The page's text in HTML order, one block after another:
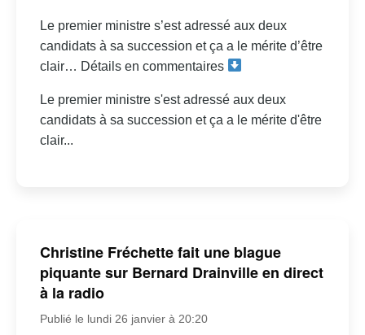
Le premier ministre s’est adressé aux deux
candidats à sa succession et ça a le mérite d’être
clair… Détails en commentaires
Le premier ministre s'est adressé aux deux
candidats à sa succession et ça a le mérite d'être
clair...
Christine Fréchette fait une blague
piquante sur Bernard Drainville en direct
à la radio
Publié le lundi 26 janvier à 20:20